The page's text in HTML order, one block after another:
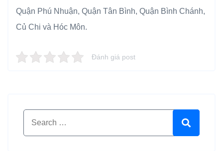
Quận Phú Nhuận, Quận Tân Bình, Quận Bình Chánh,
Củ Chi và Hóc Môn.
Đánh giá post